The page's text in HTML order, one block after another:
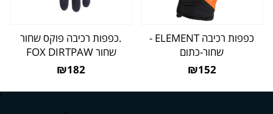
כפפות רכיבה ELEMENT -
שחור-כתום
₪152
.כפפות רכיבה פוקס שחור
שחור FOX DIRTPAW
₪182